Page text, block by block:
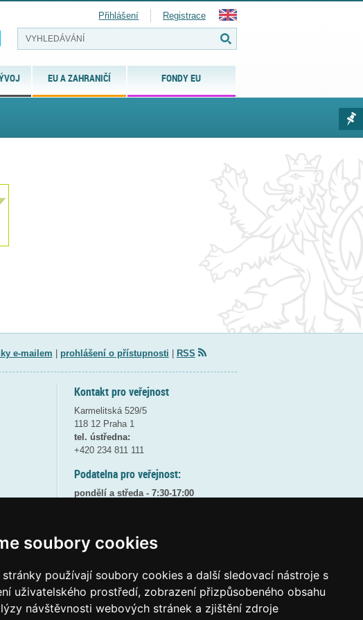
soubory cookies
používají soubory cookies a další sledovací nástroje s
uživatelského prostředí, zobrazení přizpůsobeného obsahu
návštěvnosti webových stránek a zjištění zdroje
EU A ZAHRANIČÍ FONDY EU
Přihlášení Registrace
e-mailem prohlášení o přístupnosti RSS
Kontakt pro veřejnost
Karmelitská 529/5
118 12 Praha 1
tel. ústředna:
+420 234 811 111
Podatelna pro veřejnost:
pondělí a středa - 7:30-17:00
8:30 - 9:30 - bezpečnostní přestávka
Elektronická podatelna:
posta@msmtgov cz